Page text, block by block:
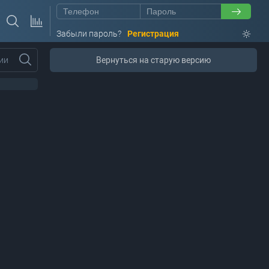
Забыли пароль? Регистрация
Вернуться на старую версию